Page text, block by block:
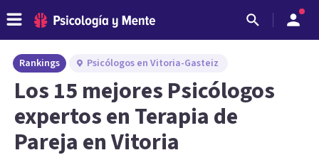
Rankings Psicólogos en Vitoria-Gasteiz
Los 15 mejores Psicólogos
expertos en Terapia de
Pareja en Vitoria